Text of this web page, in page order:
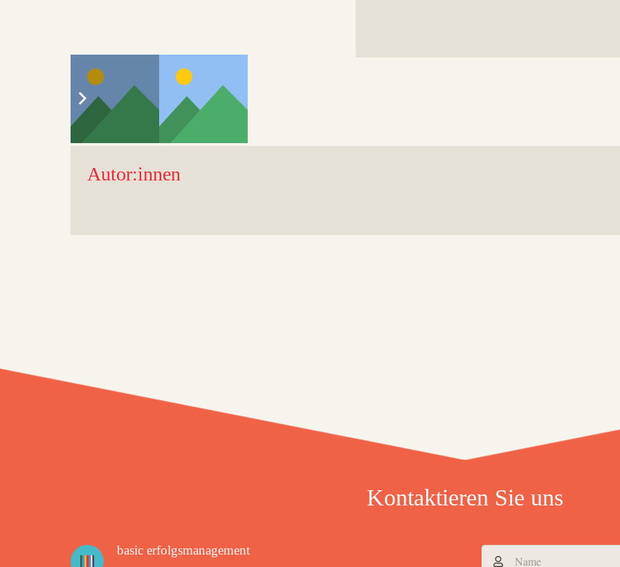
Autor:innen
Kontaktieren Sie uns
basic erfolgsmanagement